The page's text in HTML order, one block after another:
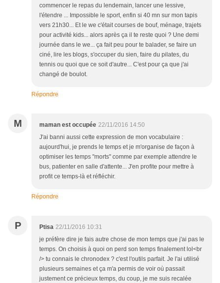
commencer le repas du lendemain, lancer une lessive,
l'étendre ... Impossible le sport, enfin si 40 mn sur mon tapis
vers 21h30... Et le we c'était courses de bouf, ménage, trajets
pour activité kids... alors après ça il te reste quoi ? Une demi
journée dans le we... ça fait peu pour te balader, se faire un
ciné, lire les blogs, s'occuper du sien, faire du pilates, du
tennis ou quoi que ce soit d'autre... C'est pour ça que j'ai
changé de boulot.
Répondre
M maman est occupée 22/11/2016 14:50
J'ai banni aussi cette expression de mon vocabulaire :
aujourd'hui, je prends le temps et je m'organise de façon à
optimiser les temps "morts" comme par exemple attendre le
bus, patienter en salle d'attente... J'en profite pour mettre à
profit ce temps-là et réfléchir.
Répondre
P Ptisa 22/11/2016 10:31
je préfère dire je fais autre chose de mon temps que j'ai pas le
temps. On choisis à quoi on perd son temps finalement lol<br
/> tu connais le chronodex ? c'est l'outils parfait. Je l'ai utilisé
plusieurs semaines et ça m'a permis de voir où passait
justement ce précieux temps, du coup, je me suis recalée